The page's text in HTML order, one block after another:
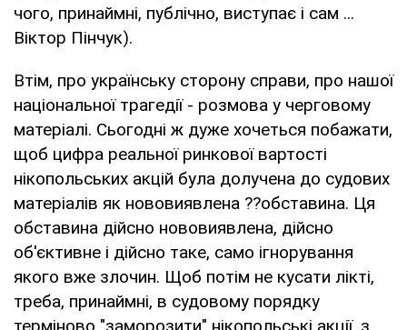
чого, принаймні, публічно, виступає і сам ...
Віктор Пінчук).
Втім, про українську сторону справи, про нашої
національної трагедії - розмова у черговому
матеріалі. Сьогодні ж дуже хочеться побажати,
щоб цифра реальної ринкової вартості
нікопольських акцій була долучена до судових
матеріалів як нововиявлена ??обставина. Ця
обставина дійсно нововиявлена, дійсно
об'єктивне і дійсно таке, само ігнорування
якого вже злочин. Щоб потім не кусати лікті,
треба, принаймні, в судовому порядку
терміново "заморозити" нікопольські акції, з